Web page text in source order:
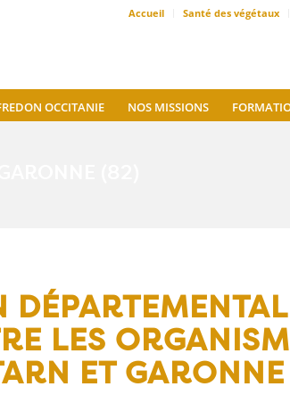
Accueil Santé des végétaux
OCCITANIE NOS MISSIONS
LES
ET GARONNE